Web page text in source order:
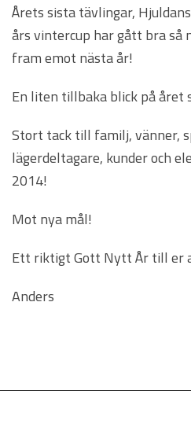
Årets sista tävlingar,
års vintercup har gått bra så
fram emot nästa år!
En liten tillbaka blick på året
Stort tack till familj, vänner,
lägerdeltagare, kunder och
2014!
Mot nya mål!
Ett riktigt Gott Nytt År till er
Anders